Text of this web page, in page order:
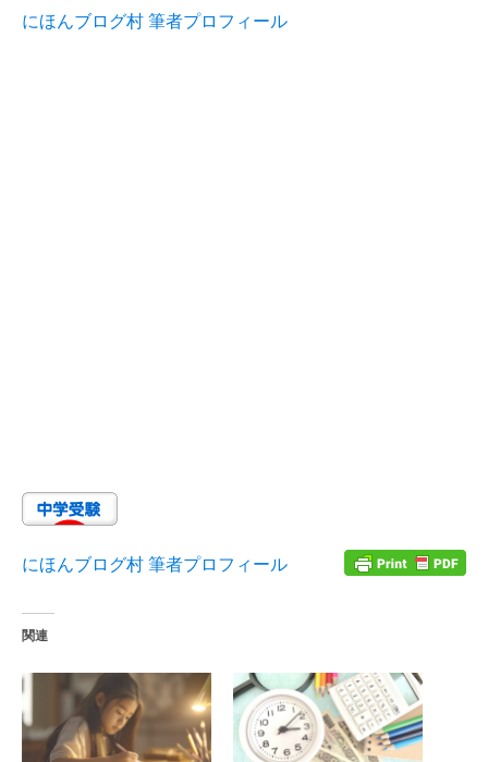
にほんブログ村 筆者プロフィール
にほんブログ村 筆者プロフィール
関連